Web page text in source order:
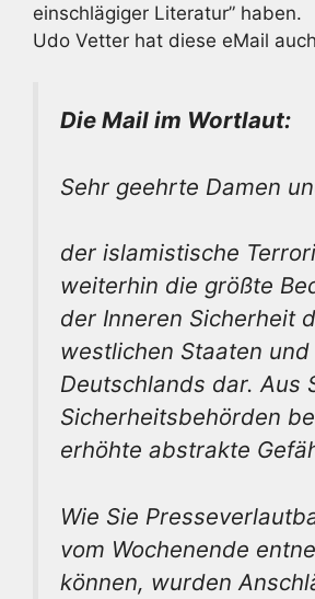
einschlägiger Literatur” haben.
Udo Vetter hat diese eMail
Die Mail im Wortlaut:
Sehr geehrte Damen
der islamistische
weiterhin die größte
der Inneren Sicherheit
westlichen Staaten
Deutschlands dar. Aus
Sicherheitsbehörden
erhöhte abstrakte
Wie Sie
vom Wochenende
können, wurden